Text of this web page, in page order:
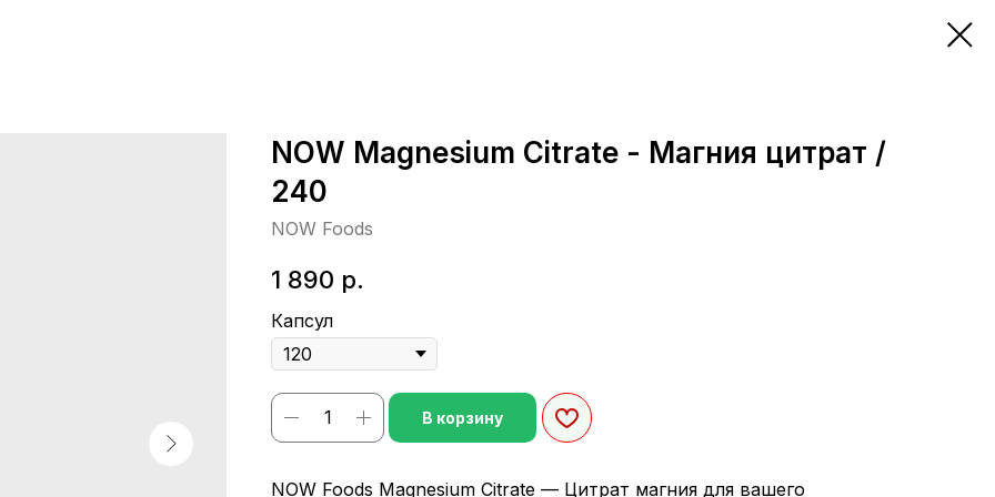
NOW Magnesium Citrate - Магния цитрат /
240
NOW Foods
1 890 р.
Капсул
В корзину
NOW Foods Magnesium Citrate — Цитрат магния для вашего